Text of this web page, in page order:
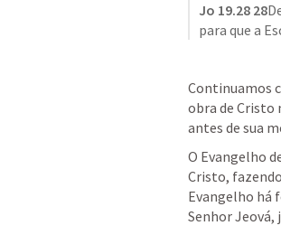
Jo 19.28 28
para que a
Continuamos
obra de Cristo
antes de sua
O Evangelho
Cristo,
Evangelho há
Senhor Jeová,